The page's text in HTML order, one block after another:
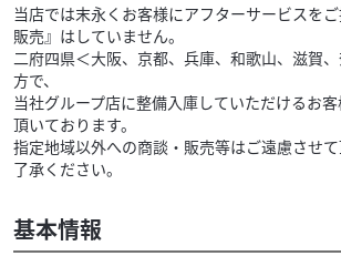
当店では末永くお客様にアフターサービスを
販売』はしていません。
二府四県＜大阪、京都、兵庫、和歌山、滋賀
方で、
当社グループ店に整備入庫していただけるお
頂いております。
指定地域以外への商談・販売等はご遠慮させ
了承ください。
基本情報